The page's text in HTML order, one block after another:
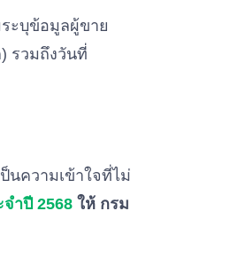
ะบุข้อมูลผู้ขาย
รวมถึงวันที่
นความเข้าใจที่ไม่
ำปี 2568 ให้ กรม